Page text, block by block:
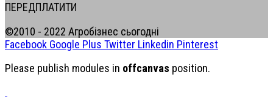
ПЕРЕДПЛАТИТИ
©2010 - 2022 Агробізнес сьогодні
Facebook Google Plus Twitter Linkedin Pinterest
Please publish modules in offcanvas position.